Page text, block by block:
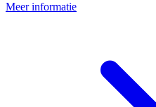
Meer informatie